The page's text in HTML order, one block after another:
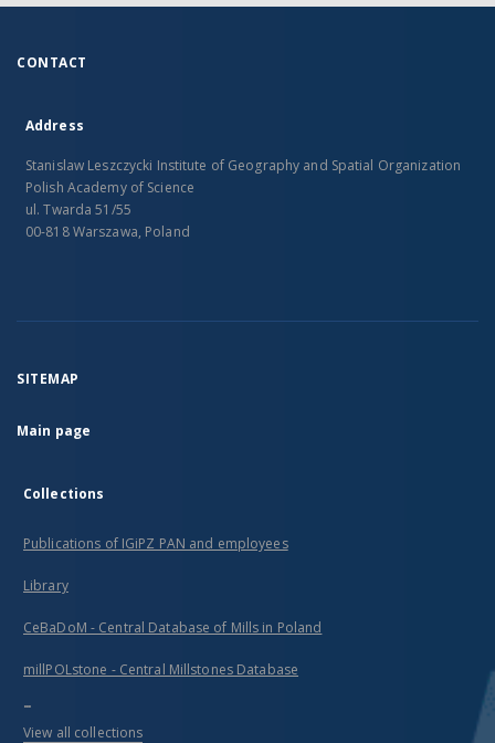
CONTACT
Address
Stanislaw Leszczycki Institute of Geography and Spatial Organization
Polish Academy of Science
ul. Twarda 51/55
00-818 Warszawa, Poland
SITEMAP
Main page
Collections
Publications of IGiPZ PAN and employees
Library
CeBaDoM - Central Database of Mills in Poland
millPOLstone - Central Millstones Database
...
View all collections